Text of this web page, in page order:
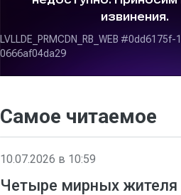
Самое читаемое
10.07.2026 в 10:59
Четыре мирных жителя